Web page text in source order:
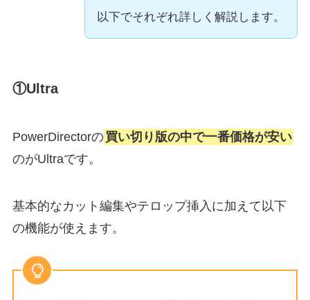
以下でそれぞれ詳しく解説します。
①Ultra
PowerDirectorの買い切り版の中で一番価格が安い
のがUltraです。
基本的なカット編集やテロップ挿入に加えて以下
の機能が使えます。